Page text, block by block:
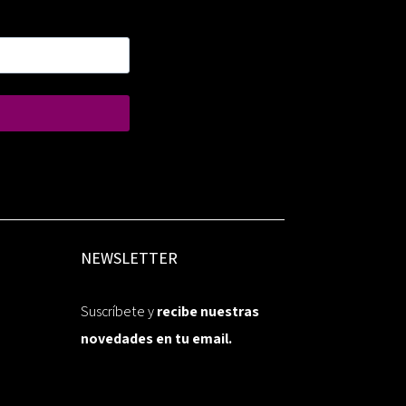
NEWSLETTER
Suscríbete yrecibe nuestras
novedades en tu email.